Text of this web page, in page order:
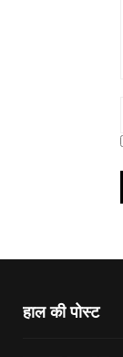
हाल की पोस्ट